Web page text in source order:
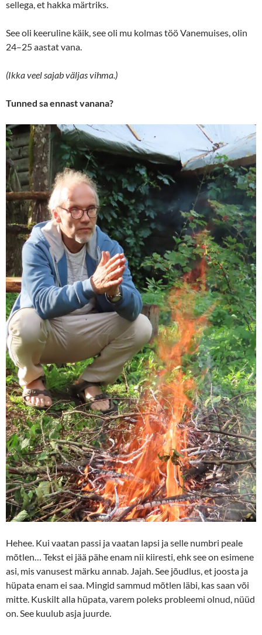
sellega, et hakka märtriks.
See oli keeruline käik, see oli mu kolmas töö Vanemuises, olin
24–25 aastat vana.
(Ikka veel sajab väljas vihma.)
Tunned sa ennast vanana?
Hehee. Kui vaatan passi ja vaatan lapsi ja selle numbri peale
mõtlen… Tekst ei jää pähe enam nii kiiresti, ehk see on esimene
asi, mis vanusest märku annab. Jajah. See jõudlus, et joosta ja
hüpata enam ei saa. Mingid sammud mõtlen läbi, kas saan või
mitte. Kuskilt alla hüpata, varem poleks probleemi olnud, nüüd
on. See kuulub asja juurde.